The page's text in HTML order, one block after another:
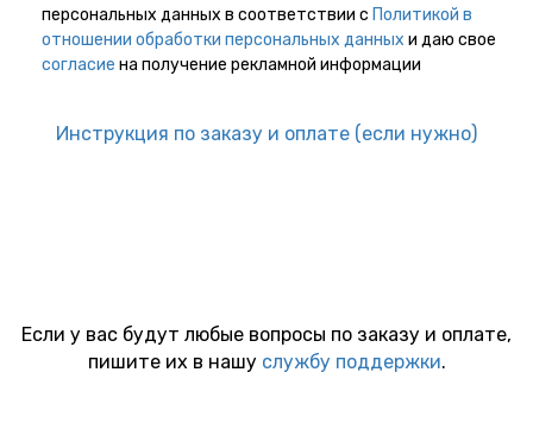
персональных данных в соответствии с Политикой в
отношении обработки персональных данных и даю свое
согласие на получение рекламной информации
Инструкция по заказу и оплате (если нужно)
Если у вас будут любые вопросы по заказу и оплате,
пишите их в нашу службу поддержки.